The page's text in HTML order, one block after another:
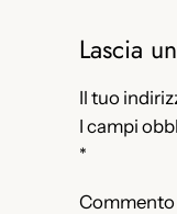
Lascia
Il tuo
I campi
*
Commento